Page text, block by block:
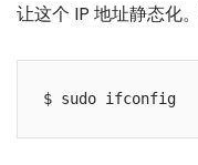
让这个 IP 地址静态化